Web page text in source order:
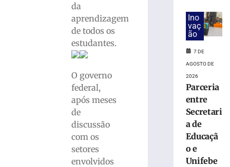
da
aprendizagem
de todos os
estudantes.
O governo
federal,
após meses
de
discussão
com os
setores
envolvidos
inscrições
turma
gratuita
início
agosto
Ino
vaç
ão
7 DE
AGOSTO DE
2026
Parceria
entre
Secretari
a de
Educaçã
o e
Unifebe